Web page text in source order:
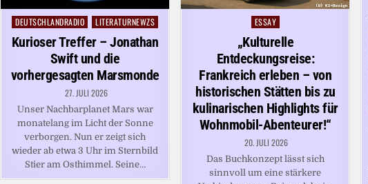
Posted
in
DEUTSCHLANDRADIO LITERATURNEWZS
Kurioser Treffer – Jonathan
Swift und die
vorhergesagten Marsmonde
27. JULI 2026
Unser Nachbarplanet Mars war
monatelang im Licht der Sonne
verborgen. Nun er zeigt sich
wieder ab etwa 3 Uhr im Sternbild
Stier am Osthimmel. Seine…
Posted
in
ESSAY
„Kulturelle
Entdeckungsreise:
Frankreich erleben – von
historischen Stätten bis zu
kulinarischen Highlights für
Wohnmobil-Abenteurer!“
20. JULI 2026
Das Buchkonzept lässt sich
sinnvoll um eine stärkere